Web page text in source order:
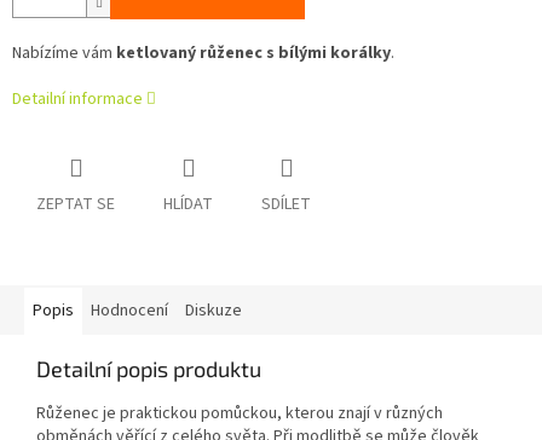
Nabízíme vám ketlovaný růženec s bílými korálky.
Detailní informace
ZEPTAT SE HLÍDAT SDÍLET
Popis Hodnocení Diskuze
Detailní popis produktu
Růženec je praktickou pomůckou, kterou znají v různých